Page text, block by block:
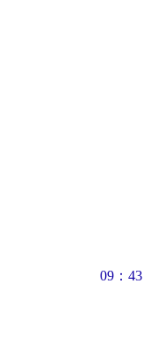
思っ
しか
しば
等間
大き
分岐
ちょ
長い
無理
その
まも
頂上
見た
日本
09：43
山頂
しば
緩や
稜線